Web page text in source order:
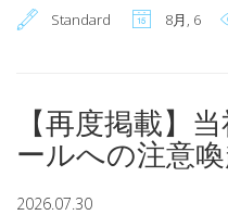
Standard 8月, 6
【再度掲載】
ールへの注意
2026.07.30